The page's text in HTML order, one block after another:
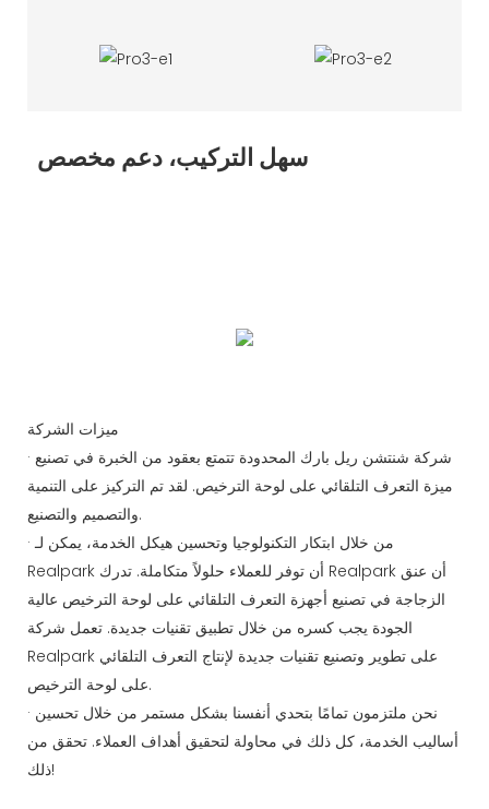
سهل التركيب، دعم مخصص
ميزات الشركة
· شركة شنتشن ريل بارك المحدودة تتمتع بعقود من الخبرة في تصنيع
ميزة التعرف التلقائي على لوحة الترخيص. لقد تم التركيز على التنمية
والتصميم والتصنيع.
· من خلال ابتكار التكنولوجيا وتحسين هيكل الخدمة، يمكن لـ
Realpark أن توفر للعملاء حلولاً متكاملة. تدرك Realpark أن عنق
الزجاجة في تصنيع أجهزة التعرف التلقائي على لوحة الترخيص عالية
الجودة يجب كسره من خلال تطبيق تقنيات جديدة. تعمل شركة
Realpark على تطوير وتصنيع تقنيات جديدة لإنتاج التعرف التلقائي
على لوحة الترخيص.
· نحن ملتزمون تمامًا بتحدي أنفسنا بشكل مستمر من خلال تحسين
أساليب الخدمة، كل ذلك في محاولة لتحقيق أهداف العملاء. تحقق من
ذلك!